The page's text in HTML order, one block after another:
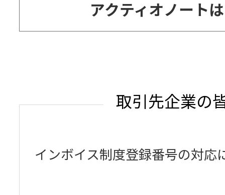
アクティオノート
ン
ウ
取引先企業の
インボイス制度登録番号の対応